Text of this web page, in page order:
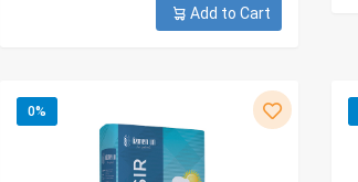
Add to Cart
0%